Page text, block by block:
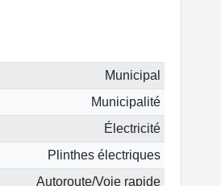
Municipal
Municipalité
Électricité
Plinthes électriques
Autoroute/Voie rapide